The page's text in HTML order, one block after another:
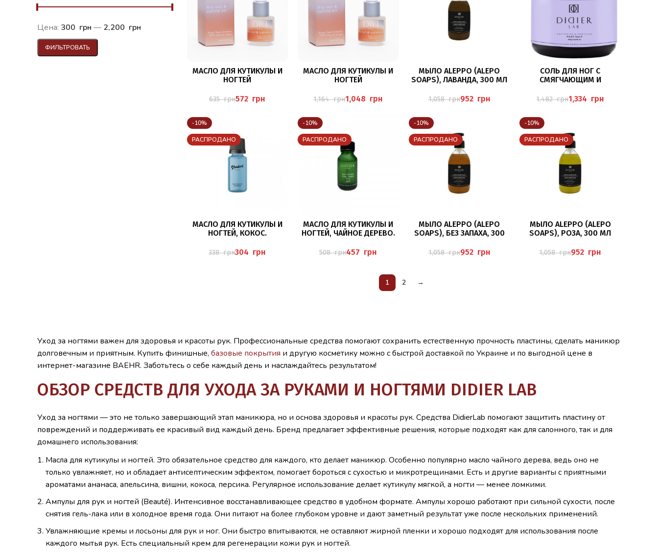
ФИЛЬТРОВАТЬ
Цена: 300 грн — 2,200 грн
В КОРЗИНУ
МАСЛО ДЛЯ КУТИКУЛЫ И
НОГТЕЙ
635грн572 грн
В КОРЗИНУ
МАСЛО ДЛЯ КУТИКУЛЫ И
НОГТЕЙ
1,164грн1,048 грн
В КОРЗИНУ
МЫЛО ALEPPO (ALEPO
SOAPS), ЛАВАНДА, 300 МЛ
1,058грн952 грн
В КОРЗИНУ
СОЛЬ ДЛЯ НОГ С
СМЯГЧАЮЩИМ И
ДЕЙСТВИЕМ, MILK, DIDIER
1,482грн1,334 грн
-10%
РАСПРОДАНО
ПОДРОБНЕЕ
МАСЛО ДЛЯ КУТИКУЛЫ И
НОГТЕЙ, КОКОС.
338грн304 грн
-10%
РАСПРОДАНО
ПОДРОБНЕЕ
МАСЛО ДЛЯ КУТИКУЛЫ И
НОГТЕЙ, ЧАЙНОЕ ДЕРЕВО.
508грн457 грн
-10%
РАСПРОДАНО
ПОДРОБНЕЕ
МЫЛО ALEPPO (ALEPO
SOAPS), БЕЗ ЗАПАХА, 300
1,058грн952 грн
-10%
РАСПРОДАНО
ПОДРОБНЕЕ
МЫЛО ALEPPO (ALEPO
SOAPS), РОЗА, 300 МЛ
1,058грн952 грн
1 2 →
Уход за ногтями важен для здоровья и красоты рук. Профессиональные средства помогают сохранить естественную прочность пластины, сделать маникюр
долговечным и приятным. Купить финишные, базовые покрытия и другую косметику можно с быстрой доставкой по Украине и по выгодной цене в
интернет-магазине BAEHR. Заботьтесь о себе каждый день и наслаждайтесь результатом!
ОБЗОР СРЕДСТВ ДЛЯ УХОДА ЗА РУКАМИ И НОГТЯМИ DIDIER LAB
Уход за ногтями — это не только завершающий этап маникюра, но и основа здоровья и красоты рук. Средства DidierLab помогают защитить пластину от
повреждений и поддерживать ее красивый вид каждый день. Бренд предлагает эффективные решения, которые подходят как для салонного, так и для
домашнего использования:
Масла для кутикулы и ногтей. Это обязательное средство для каждого, кто делает маникюр. Особенно популярно масло чайного дерева, ведь оно не
только увлажняет, но и обладает антисептическим эффектом, помогает бороться с сухостью и микротрещинами. Есть и другие варианты с приятными
ароматами ананаса, апельсина, вишни, кокоса, персика. Регулярное использование делает кутикулу мягкой, а ногти — менее ломкими.
Ампулы для рук и ногтей (Beauté). Интенсивное восстанавливающее средство в удобном формате. Ампулы хорошо работают при сильной сухости, после
снятия гель-лака или в холодное время года. Они питают на более глубоком уровне и дают заметный результат уже после нескольких применений.
Увлажняющие кремы и лосьоны для рук и ног. Они быстро впитываются, не оставляют жирной пленки и хорошо подходят для использования после
каждого мытья рук. Есть специальный крем для регенерации кожи рук и ногтей.